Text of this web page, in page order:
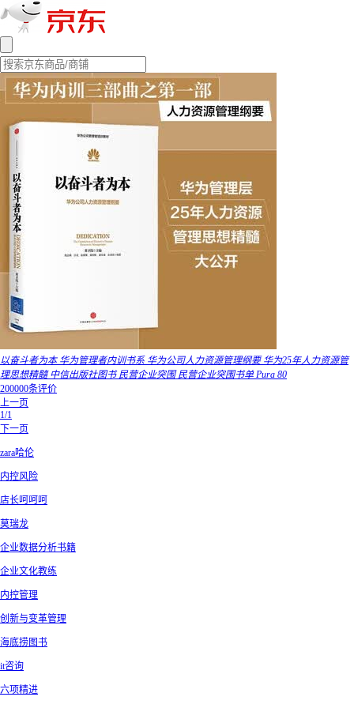
以奋斗者为本 华为管理者内训书系 华为公司人力资源管理纲要 华为25年人力资源管
理思想精髓 中信出版社图书 民营企业突围 民营企业突围书单 Pura 80
200000条评价
上一页
1/1
下一页
zara哈伦
内控风险
店长呵呵呵
莫瑞龙
企业数据分析书籍
企业文化教练
内控管理
创新与变革管理
海底捞图书
it咨询
六项精进